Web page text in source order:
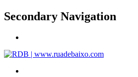
Secondary Navigation